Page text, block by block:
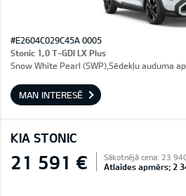
#E2604C029C45A 0005
Stonic 1,0 T-GDI LX Plus
Snow White Pearl (SWP),Sēdekļu auduma
MAN INTERESĒ
KIA STONIC
21 591 € Sākotnējā cena: 23
Atlaides apmērs: 2